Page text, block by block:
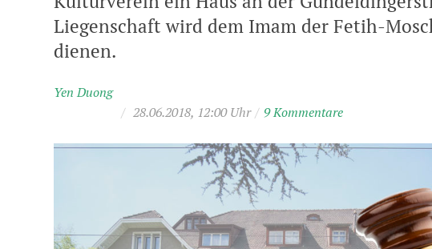
Liegenschaft wird dem Imam der Fetih-
dienen.
Yen Duong
/ 28.06.2018, 12:00 Uhr / 9 Kommentare